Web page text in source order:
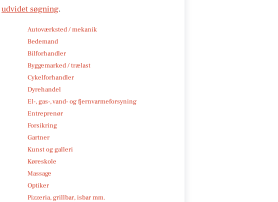
udvidet søgning.
Autoværksted / mekanik
Bedemand
Bilforhandler
Byggemarked / trælast
Cykelforhandler
Dyrehandel
El-, gas-, vand- og fjernvarmeforsyning
Entreprenør
Forsikring
Gartner
Kunst og galleri
Køreskole
Massage
Optiker
Pizzeria, grillbar, isbar mm.